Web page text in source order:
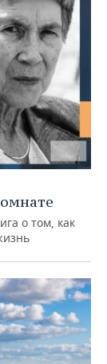
о том, как